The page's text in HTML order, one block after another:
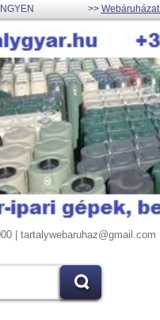
INGYEN >>
| tartalywebaruhaz@gmail.com